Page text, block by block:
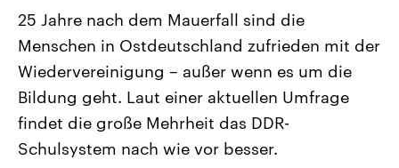
2026
Alle Informationen
Sachsen-Anhalt wählt am 6.
September 2026 einen neuen
Landtag. Seit 2021 wird das
Bundesland von einer Koalition aus
CDU, SPD und FDP regiert.-
Umfragen, Prognosen,
Aktuelle Beiträge,
Wirtschaftlich und
gehören die Vereinigten
den mächtigsten Ländern
mit großem Einfluss auf
25 Jahre nach dem Mauerfall sind die
Menschen in Ostdeutschland zufrieden mit der
Wiedervereinigung – außer wenn es um die
Bildung geht. Laut einer aktuellen Umfrage
findet die große Mehrheit das DDR-
Schulsystem nach wie vor besser.